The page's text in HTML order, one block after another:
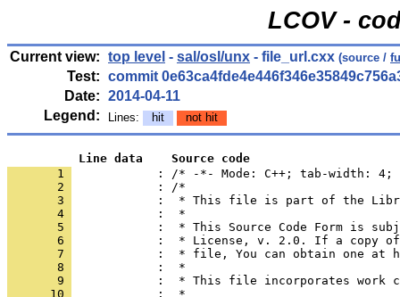
LCOV -
Current view: top level - sal/osl/unx - file_url.cxx (source /
Test: commit
Date: 2014-04-11
Legend:
Lines: hit not hit
          Line data    Source code
       1
: /* -*- Mode: C++; tab-width:
       2
       3
       4
       5
       6
       7
       8
       9
      10